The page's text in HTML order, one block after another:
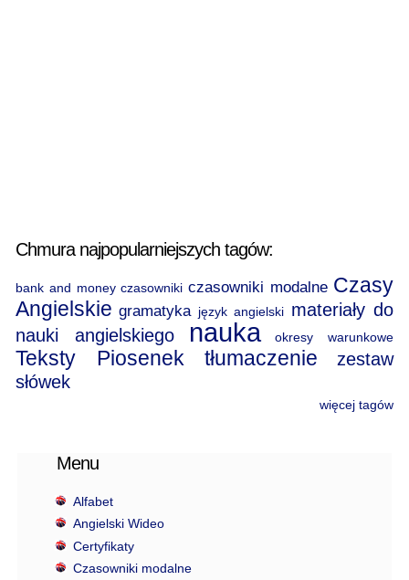
Chmura najpopularniejszych tagów:
bank and money czasowniki czasowniki modalne Czasy
Angielskie gramatyka język angielski materiały do
nauki angielskiego
nauka okresy warunkowe
Teksty Piosenek tłumaczenie
zestaw
słówek
więcej tagów
Menu
Alfabet
Angielski Wideo
Certyfikaty
Czasowniki modalne